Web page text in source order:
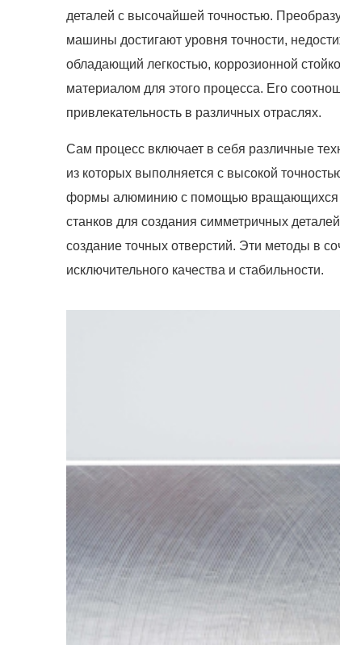
деталей с высочайшей точностью.
машины достигают уровня точности,
обладающий легкостью, коррозионной
материалом для этого процесса. Его
привлекательность в различных отраслях.
Сам процесс включает в себя различные
из которых выполняется с высокой
формы алюминию с помощью вращающихся
станков для создания симметричных
создание точных отверстий. Эти методы в
исключительного качества и стабильности.